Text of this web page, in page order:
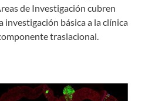
de Investigación cubren
investigación básica a la clínica
traslacional.